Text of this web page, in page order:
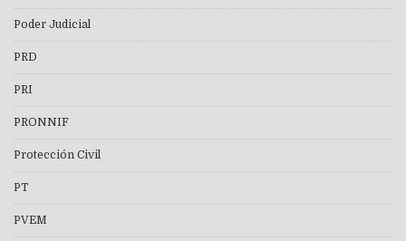
Poder Judicial
PRD
PRI
PRONNIF
Protección Civil
PT
PVEM